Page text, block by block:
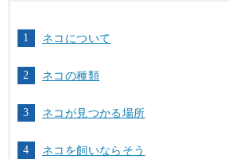
ネコについて
ネコの種類
ネコが見つかる場所
ネコを飼いならそう